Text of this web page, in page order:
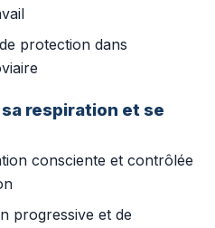
protection dans
respiration et se
consciente et contrôlée
progressive et de